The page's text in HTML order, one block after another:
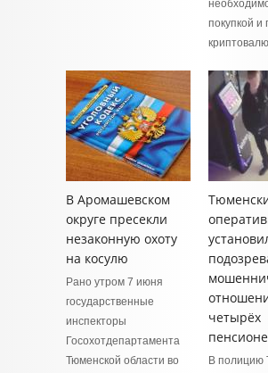
покупкой и
В Аромашевском
округе пресекли
незаконную охоту
на косулю
Рано утром 7 июня
государственные
инспекторы
Госохотдепартамента
Тюменской области во
четырёх
В полицию